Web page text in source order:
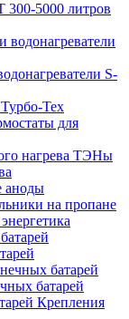
300-5000 литров
S-
Тех
для
ТЭНы
аноды
на пропане
батарей
Крепления